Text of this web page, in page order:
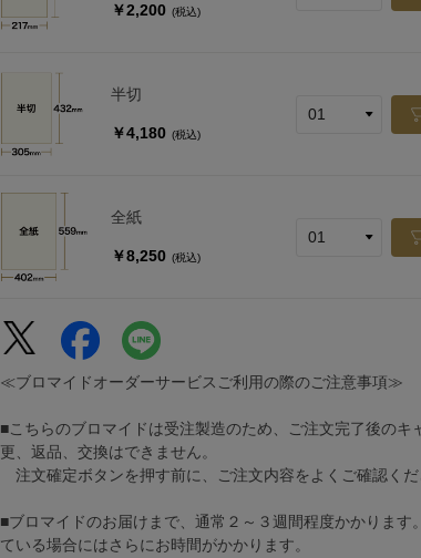
￥2,200 (税込)
半切
￥4,180 (税込)
全紙
￥8,250 (税込)
≪ブロマイドオーダーサービスご利用の際のご注意事項≫
■こちらのブロマイドは受注製造のため、ご注文完了後のキ
更、返品、交換はできません。
注文確定ボタンを押す前に、ご注文内容をよくご確認くだ
■ブロマイドのお届けまで、通常２～３週間程度かかります
ている場合にはさらにお時間がかかります。